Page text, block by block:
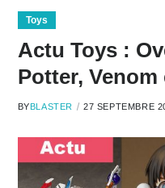
Toys
Actu Toys :
Potter,
BYBLASTER 27 SEPTEMBRE